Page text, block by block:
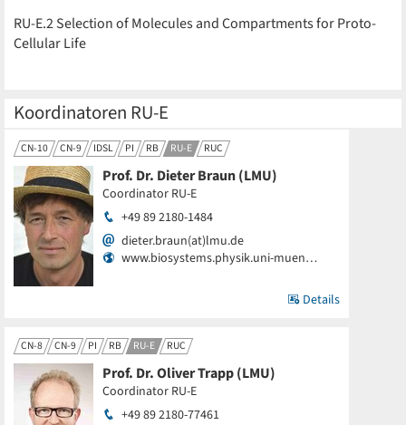
RU-E.2 Selection of Molecules and Compartments for Proto-
Cellular Life
Koordinatoren RU-E
CN-10 CN-9 IDSL PI RB RU-E RUC
Prof. Dr. Dieter Braun (LMU)
Coordinator RU-E
+49 89 2180-1484
dieter.braun(at)lmu.de
www.biosystems.physik.uni-muen…
Details
CN-8 CN-9 PI RB RU-E RUC
Prof. Dr. Oliver Trapp (LMU)
Coordinator RU-E
+49 89 2180-77461